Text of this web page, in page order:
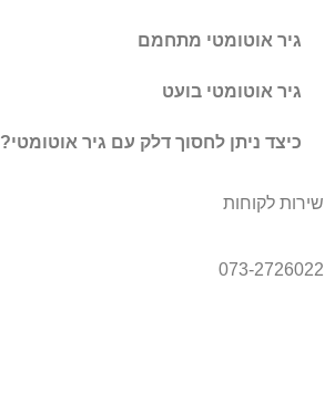
גיר אוטומטי מתחמם
גיר אוטומטי בועט
כיצד ניתן לחסוך דלק עם גיר אוטומטי?
שירות לקוחות
073-2726022